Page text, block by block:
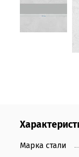
Марка стали